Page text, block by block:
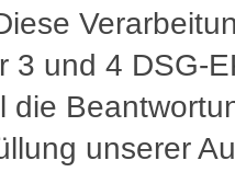
3 und 4 DSG-
die
unserer